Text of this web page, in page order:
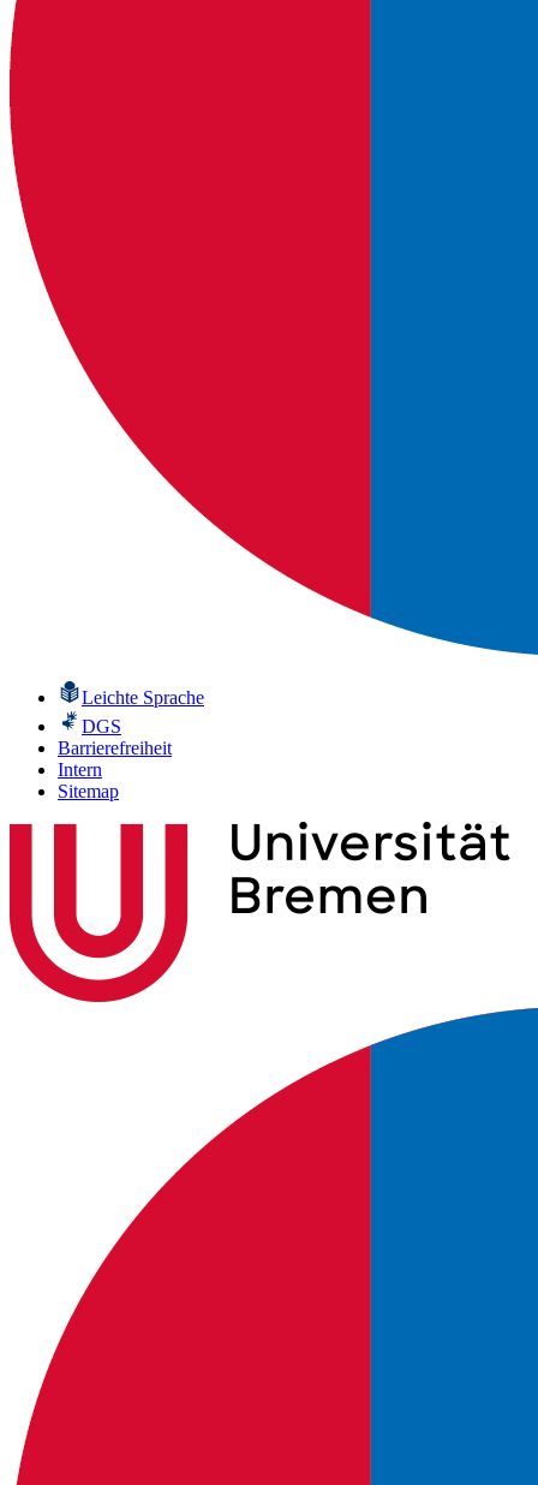
Leichte Sprache
DGS
Barrierefreiheit
Intern
Sitemap